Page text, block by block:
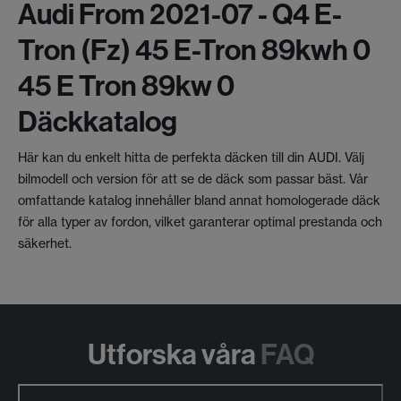
Audi From 2021-07 - Q4 E-
Tron (fz) 45 E-Tron 89kwh 0
45 E Tron 89kw 0
Däckkatalog
Här kan du enkelt hitta de perfekta däcken till din AUDI. Välj
bilmodell och version för att se de däck som passar bäst. Vår
omfattande katalog innehåller bland annat homologerade däck
för alla typer av fordon, vilket garanterar optimal prestanda och
säkerhet.
Utforska våra FAQ